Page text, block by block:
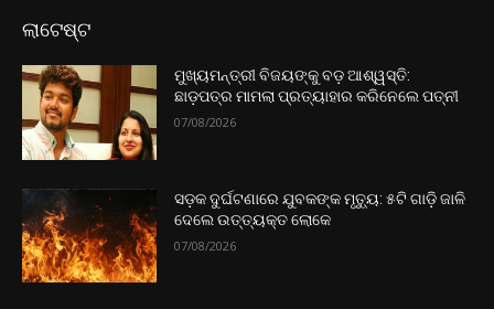
ଲାଟେଷ୍ଟ
ମୁଖ୍ୟମନ୍ତ୍ରୀ ବିଜୟଙ୍କୁ ବଡ଼ ଆଶ୍ୱସ୍ତି:
ଛାଡ଼ପତ୍ର ମାମଲା ପ୍ରତ୍ୟାହାର କରିନେଲେ ପତ୍ନୀ
07/08/2026
ସଡ଼କ ଦୁର୍ଘଟଣାରେ ଯୁବକଙ୍କ ମୃତ୍ୟୁ: ୫ଟି ଗାଡ଼ି ଜାଳି
ଦେଲେ ଉତ୍ତ୍ୟକ୍ତ ଲୋକେ
07/08/2026